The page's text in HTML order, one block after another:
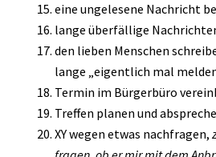
eine ungelesene Nachricht
lange überfällige
den lieben Menschen
lange „eigentlich mal
Termin im Bürgerbüro
Treffen planen und
XY wegen etwas nachfragen,